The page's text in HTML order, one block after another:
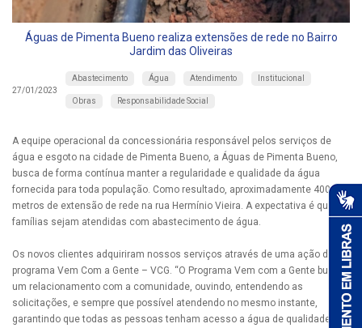
Águas de Pimenta Bueno realiza extensões de rede no Bairro
Jardim das Oliveiras
27/01/2023
Abastecimento Água Atendimento Institucional
Obras Responsabilidade Social
A equipe operacional da concessionária responsável pelos serviços de
água e esgoto na cidade de Pimenta Bueno, a Águas de Pimenta Bueno,
busca de forma contínua manter a regularidade e qualidade da água
fornecida para toda população. Como resultado, aproximadamente 400
metros de extensão de rede na rua Hermínio Vieira. A expectativa é que 9
famílias sejam atendidas com abastecimento de água.
Os novos clientes adquiriram nossos serviços através de uma ação do
programa Vem Com a Gente – VCG. “O Programa Vem com a Gente busca
um relacionamento com a comunidade, ouvindo, entendendo as
solicitações, e sempre que possível atendendo no mesmo instante,
garantindo que todas as pessoas tenham acesso a água de qualidade em